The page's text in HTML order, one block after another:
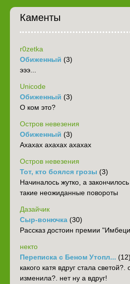
Каменты
r0zetka
Обиженный (3)
эээ...
Unicode
Обиженный (3)
О ком это?
Остров невезения
Обиженный (3)
Ахахах ахахах ахахах
Остров невезения
Тот, кто боялся грозы (3)
Начиналось жутко, а
такие неожиданные повороты
Дазайчик
Сыр-вонючка (30)
Рассказ достоин премии
некто
Переписка с Беном Утопл... (12)
какого катя вдруг стала
изменила?. нет ну а вдруг!